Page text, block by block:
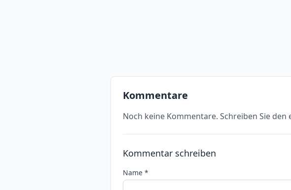
Kommentare
Noch keine Kommentare. Schreiben Sie den
Kommentar schreiben
Name *